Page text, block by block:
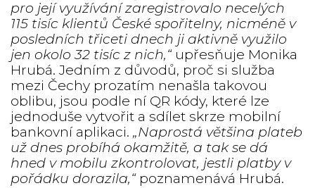
pro její využívání zaregistrovalo necelých
115 tisíc klientů České spořitelny, nicméně v
posledních třiceti dnech ji aktivně využilo
jen okolo 32 tisíc z nich,“ upřesňuje Monika
Hrubá. Jedním z důvodů, proč si služba
mezi Čechy prozatím nenašla takovou
oblibu, jsou podle ní QR kódy, které lze
jednoduše vytvořit a sdílet skrze mobilní
bankovní aplikaci.„Naprostá většina plateb
už dnes probíhá okamžitě, a tak se dá
hned v mobilu zkontrolovat, jestli platby v
pořádku dorazila,“poznamenává Hrubá.